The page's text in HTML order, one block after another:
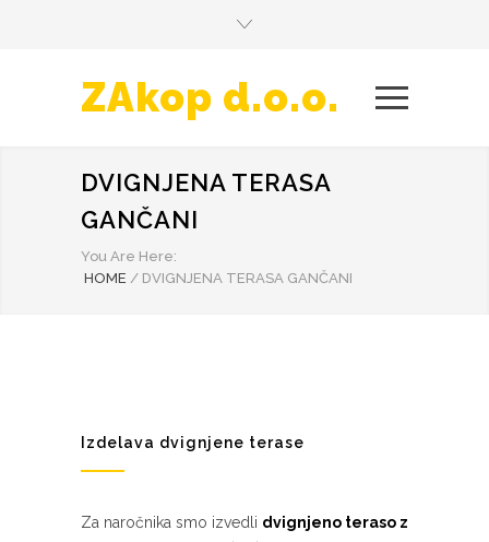
ZAkop d.o.o.
DVIGNJENA TERASA
GANČANI
You Are Here:
HOME / DVIGNJENA TERASA GANČANI
Izdelava dvignjene terase
Za naročnika smo izvedli dvignjeno teraso z